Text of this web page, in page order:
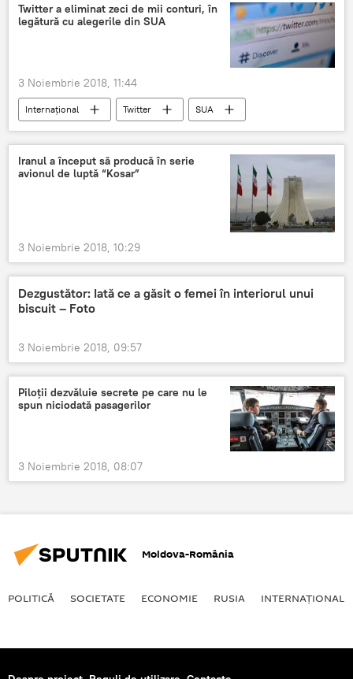
Twitter a eliminat zeci de mii conturi, în
legătură cu alegerile din SUA
3 Noiembrie 2018, 11:44
Internaţional Twitter SUA
Iranul a început să producă în serie
avionul de luptă “Kosar”
3 Noiembrie 2018, 10:29
Dezgustător: Iată ce a găsit o femei în interiorul unui
biscuit – Foto
3 Noiembrie 2018, 09:57
Piloții dezvăluie secrete pe care nu le
spun niciodată pasagerilor
3 Noiembrie 2018, 08:07
Moldova-România
POLITICĂ SOCIETATE ECONOMIE RUSIA INTERNAŢIONAL